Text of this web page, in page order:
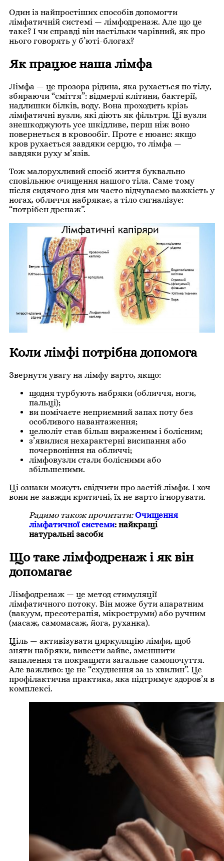
Один із найпростіших способів допомогти
лімфатичній системі — лімфодренаж. Але що це
таке? І чи справді він настільки чарівний, як про
нього говорять у б’юті-блогах?
Як працює наша лімфа
Лімфа — це прозора рідина, яка рухається по тілу,
збираючи “сміття”: відмерлі клітини, бактерії,
надлишки білків, воду. Вона проходить крізь
лімфатичні вузли, які діють як фільтри. Ці вузли
знешкоджують усе шкідливе, перш ніж воно
повернеться в кровообіг. Проте є нюанс: якщо
кров рухається завдяки серцю, то лімфа —
завдяки руху м’язів.
Тож малорухливий спосіб життя буквально
сповільнює очищення нашого тіла. Саме тому
після сидячого дня ми часто відчуваємо важкість у
ногах, обличчя набрякає, а тіло сигналізує:
“потрібен дренаж”.
Коли лімфі потрібна допомога
Звернути увагу на лімфу варто, якщо:
щодня турбують набряки (обличчя, ноги,
пальці);
ви помічаєте неприємний запах поту без
особливого навантаження;
целюліт став більш вираженим і болісним;
з’явилися нехарактерні висипання або
почервоніння на обличчі;
лімфовузли стали болісними або
збільшеними.
Ці ознаки можуть свідчити про застій лімфи. І хоч
вони не завжди критичні, їх не варто ігнорувати.
Радимо також прочитати: Очищення
лімфатичної системи: найкращі
натуральні засоби
Що таке лімфодренаж і як він
допомагає
Лімфодренаж — це метод стимуляції
лімфатичного потоку. Він може бути апаратним
(вакуум, пресотерапія, мікроструми) або ручним
(масаж, самомасаж, йога, руханка).
Ціль — активізувати циркуляцію лімфи, щоб
зняти набряки, вивести зайве, зменшити
запалення та покращити загальне самопочуття.
Але важливо: це не “схуднення за 15 хвилин”. Це
профілактична практика, яка підтримує здоров’я в
комплексі.